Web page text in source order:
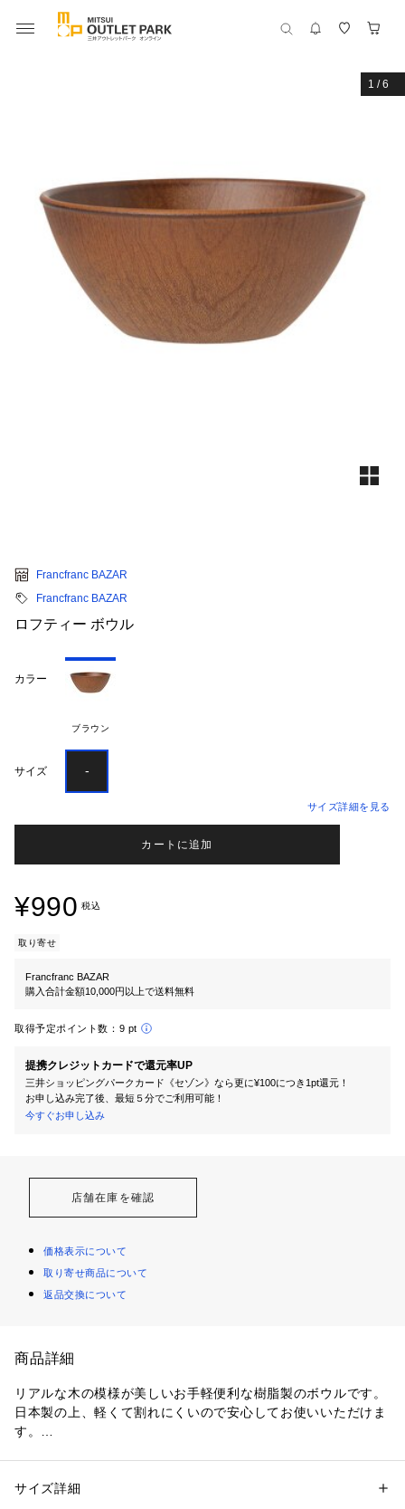
1 /6
Francfranc BAZAR
Francfranc BAZAR
ロフティー ボウル
カラー
ブラウン
サイズ -
サイズ詳細を見る
カートに追加
¥990 税込
取り寄せ
Francfranc BAZAR
購入合計金額10,000円以上で送料無料
取得予定ポイント数： 9 pt
提携クレジットカードで還元率UP
三井ショッピングパークカード《セゾン》なら更に¥100につき1pt還元！
お申し込み完了後、最短５分でご利用可能！
今すぐお申し込み
店舗在庫を確認
価格表示について
取り寄せ商品について
返品交換について
商品詳細
リアルな木の模様が美しいお手軽便利な樹脂製のボウルです。
日本製の上、軽くて割れにくいので安心してお使いいただけま
す。
トドアで使うときの持ち運びにも便利。
性別：レディース
サイズ詳細